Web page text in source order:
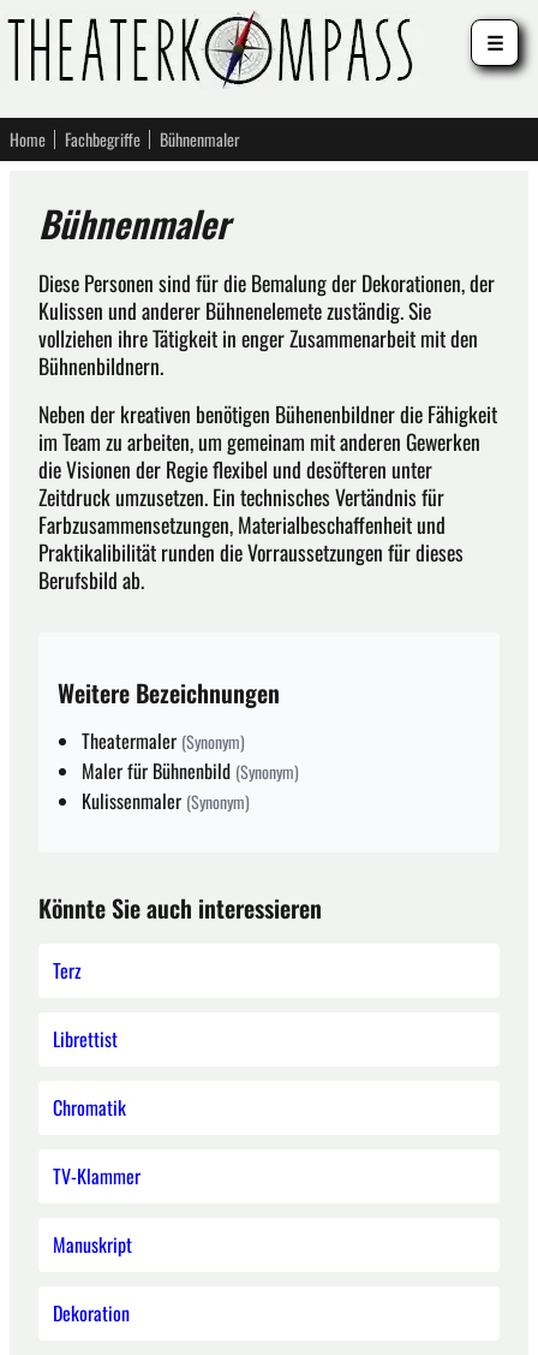
Home Fachbegriffe Bühnenmaler
Bühnenmaler
Diese Personen sind für die Bemalung der Dekorationen, der
Kulissen und anderer Bühnenelemete zuständig. Sie
vollziehen ihre Tätigkeit in enger Zusammenarbeit mit den
Bühnenbildnern.
Neben der kreativen benötigen Bühenenbildner die Fähigkeit
im Team zu arbeiten, um gemeinam mit anderen Gewerken
die Visionen der Regie flexibel und desöfteren unter
Zeitdruck umzusetzen. Ein technisches Vertändnis für
Farbzusammensetzungen, Materialbeschaffenheit und
Praktikalibilität runden die Vorraussetzungen für dieses
Berufsbild ab.
Weitere Bezeichnungen
Theatermaler (Synonym)
Maler für Bühnenbild (Synonym)
Kulissenmaler (Synonym)
Könnte Sie auch interessieren
Terz
Librettist
Chromatik
TV-Klammer
Manuskript
Dekoration
☰